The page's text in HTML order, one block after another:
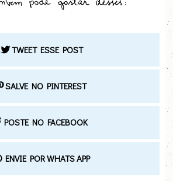
TWEET ESSE POST
SALVE NO PINTEREST
POSTE NO FACEBOOK
ENVIE POR WHATS APP